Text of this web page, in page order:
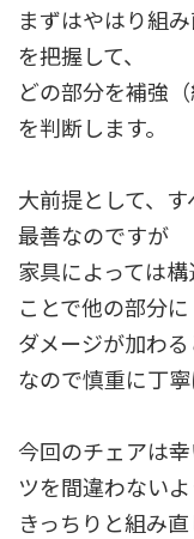
まずはやはり組
を把握して、
どの部分を補強
を判断します。
大前提として、
最善なのですが
家具によっては
ことで他の部分に
ダメージが加わる
なので慎重に丁
今回のチェアは
ツを間違わないよ
きっちりと組み直